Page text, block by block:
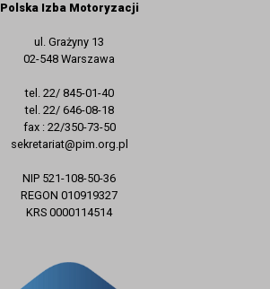
Polska Izba Motoryzacji
ul. Grażyny 13
02-548 Warszawa
tel. 22/ 845-01-40
tel. 22/ 646-08-18
fax : 22/350-73-50
sekretariat@pim.org.pl
NIP 521-108-50-36
REGON 010919327
KRS 0000114514